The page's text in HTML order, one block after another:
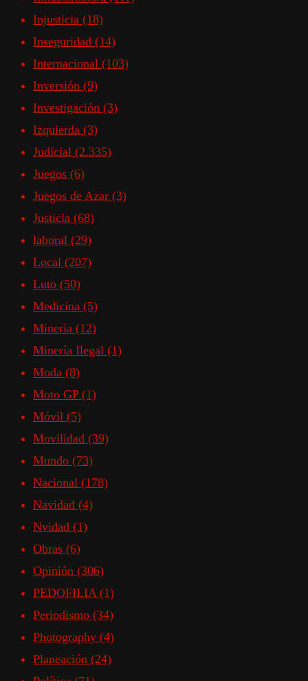
Injusticia (18)
Inseguridad (14)
Internacional (103)
Inversión (9)
Investigación (3)
Izquierda (3)
Judicial (2.335)
Juegos (6)
Juegos de Azar (3)
Justicia (68)
laboral (29)
Local (207)
Luto (50)
Medicina (5)
Mineria (12)
Minería Ilegal (1)
Moda (8)
Moto GP (1)
Móvil (5)
Movilidad (39)
Mundo (73)
Nacional (178)
Navidad (4)
Nvidad (1)
Obras (6)
Opinión (306)
PEDOFILIA (1)
Periodismo (34)
Photography (4)
Planeación (24)